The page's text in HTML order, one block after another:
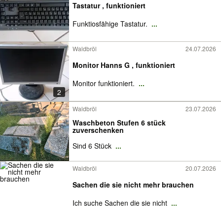
Tastatur , funktioniert
Funktiosfähige Tastatur. ...
2
Waldbröl 24.07.2026
Monitor Hanns G , funktioniert
Monitor funktioniert. ...
Waldbröl 23.07.2026
Waschbeton Stufen 6 stück
zuverschenken
Sind 6 Stück ...
Waldbröl 20.07.2026
Sachen die sie nicht mehr brauchen
Ich suche Sachen die sie nicht ...